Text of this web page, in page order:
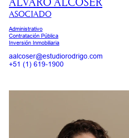
ASOCIADO
Administrativo
Contratación Pública
Inversión Inmobiliaria
aalcoser@estudiorodrigo.com
+51 (1) 619-1900